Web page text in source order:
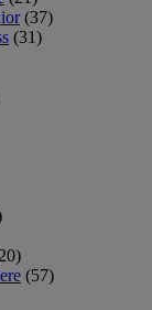
(37)
(31)
(57)